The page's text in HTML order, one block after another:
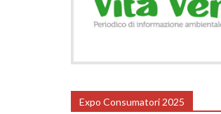
Expo Consumatori 2025